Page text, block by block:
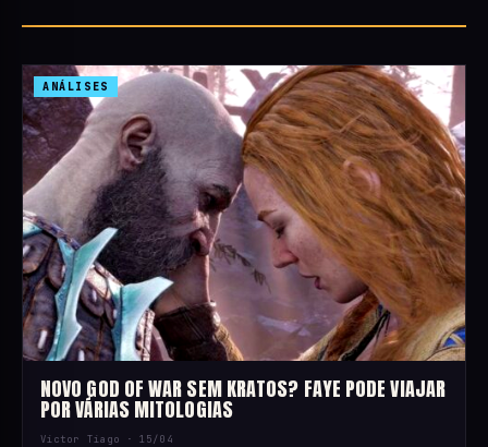
ANÁLISES
NOVO GOD OF WAR SEM KRATOS? FAYE PODE VIAJAR
POR VÁRIAS MITOLOGIAS
Victor Tiago ·15/04